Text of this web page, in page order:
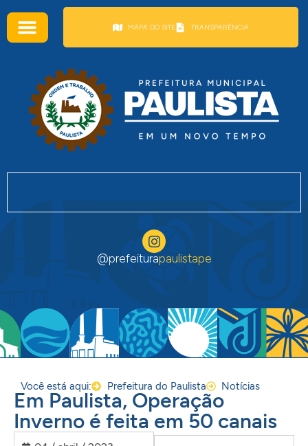
MAPA DO SITE TRANSPARÊNCIA
@prefeiturapaulistape
Você está aqui: Prefeitura do Paulista Notícias
Em Paulista, Operação
Inverno é feita em 50 canais